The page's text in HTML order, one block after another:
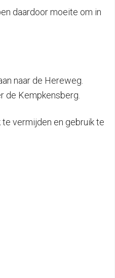
daardoor moeite om in
naar de Hereweg.
de Kempkensberg.
vermijden en gebruik te